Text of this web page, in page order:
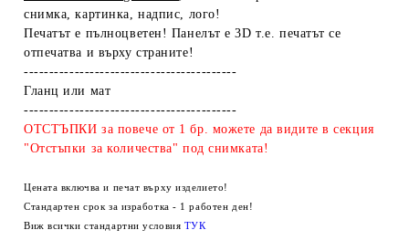
снимка, картинка, надпис, лого!
Печатът е пълноцветен! Панелът е 3D т.е. печатът се
отпечатва и върху страните!
------------------------------------------
Гланц или мат
------------------------------------------
ОТСТЪПКИ за повече от 1 бр. можете да видите в секция
"Отстъпки за количества" под снимката!
Цената включва и печат върху изделието!
Стандартен срок за изработка - 1 работен ден!
Виж всички стандартни условия ТУК